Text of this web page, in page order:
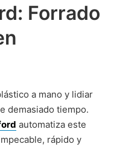
Forrado
a mano y lidiar
demasiado tiempo.
automatiza este
rápido y